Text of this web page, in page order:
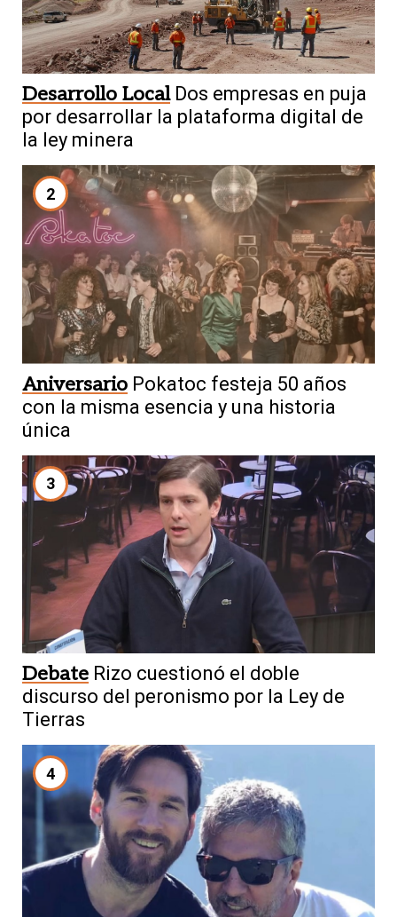
Desarrollo Local Dos empresas en puja
por desarrollar la plataforma digital de
la ley minera
2
Aniversario Pokatoc festeja 50 años
con la misma esencia y una historia
única
3
Debate Rizo cuestionó el doble
discurso del peronismo por la Ley de
Tierras
4